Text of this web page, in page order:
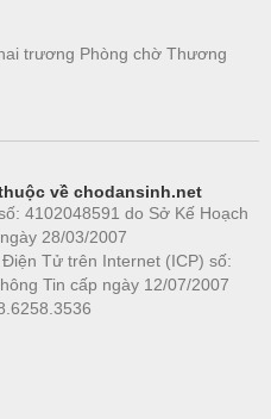
trương Phòng chờ Thương
về chodansinh.net
4102048591 do Sở Kế Hoạch
28/03/2007
Tử trên Internet (ICP) số:
Tin cấp ngày 12/07/2007